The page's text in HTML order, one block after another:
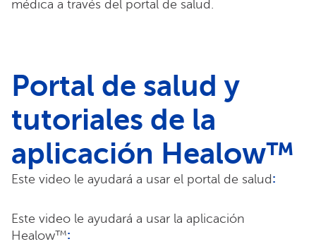
médica a través del portal de salud.
Portal de salud y
tutoriales de la
aplicación Healow™
Este video le ayudará a usar el portal de salud :
Este video le ayudará a usar la aplicación
Healow™: